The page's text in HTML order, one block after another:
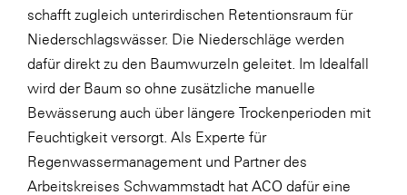
schafft zugleich unterirdischen Retentionsraum für
Niederschlagswässer. Die Niederschläge werden
dafür direkt zu den Baumwurzeln geleitet. Im Idealfall
wird der Baum so ohne zusätzliche manuelle
Bewässerung auch über längere Trockenperioden mit
Feuchtigkeit versorgt. Als Experte für
Regenwassermanagement und Partner des
Arbeitskreises Schwammstadt hat ACO dafür eine